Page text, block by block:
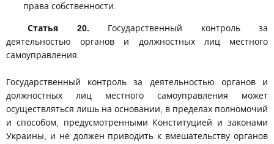
права собственности.
Статья 20. Государственный контроль за
деятельностью органов и должностных лиц местного
самоуправления.
Государственный контроль за деятельностью органов и
должностных лиц местного самоуправления может
осуществляться лишь на основании, в пределах полномочий
и способом, предусмотренными Конституцией и законами
Украины, и не должен приводить к вмешательству органов